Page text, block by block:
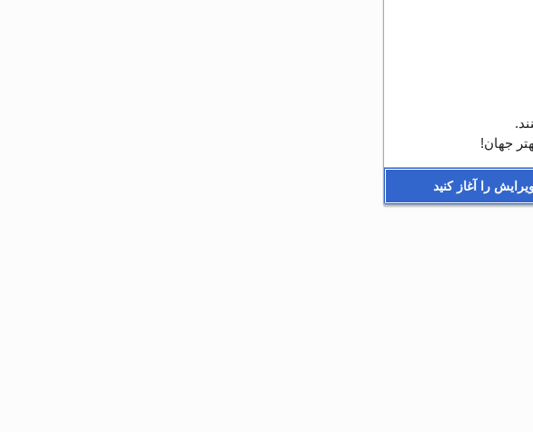
جهان!
را آغاز کنید